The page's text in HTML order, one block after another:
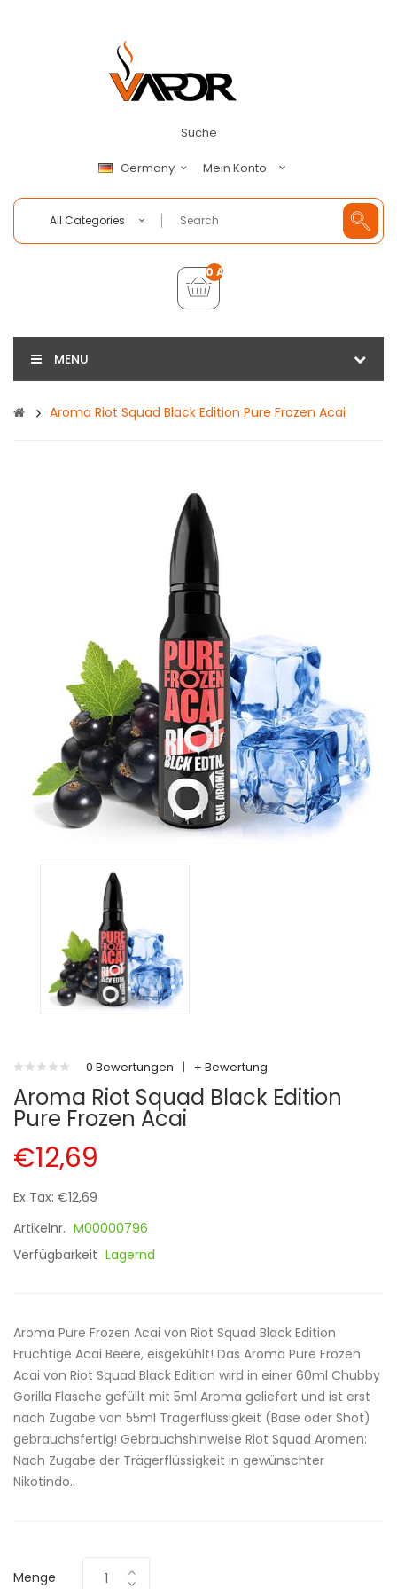
Suche
Germany Mein Konto
All Categories
0 Artikel - €0,00
MENU
Aroma Riot Squad Black Edition Pure Frozen Acai
0 Bewertungen | + Bewertung
Aroma Riot Squad Black Edition
Pure Frozen Acai
€12,69
Ex Tax: €12,69
Artikelnr. M00000796
Verfügbarkeit Lagernd
Aroma Pure Frozen Acai von Riot Squad Black Edition
Fruchtige Acai Beere, eisgekühlt! Das Aroma Pure Frozen
Acai von Riot Squad Black Edition wird in einer 60ml Chubby
Gorilla Flasche gefüllt mit 5ml Aroma geliefert und ist erst
nach Zugabe von 55ml Trägerflüssigkeit (Base oder Shot)
gebrauchsfertig! Gebrauchshinweise Riot Squad Aromen:
Nach Zugabe der Trägerflüssigkeit in gewünschter
Nikotindo..
Menge